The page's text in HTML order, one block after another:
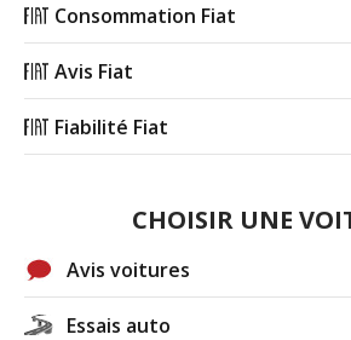
Consommation Fiat
Avis Fiat
Fiabilité Fiat
CHOISIR UNE
Avis voitures
Essais auto